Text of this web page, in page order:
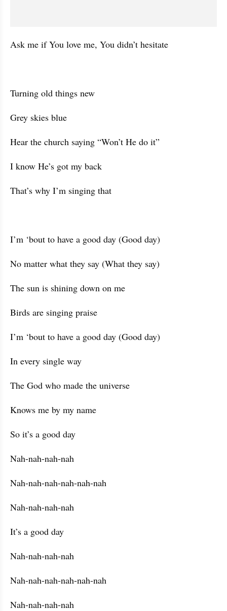
Ask me if You love me, You didn’t hesitate
Turning old things new
Grey skies blue
Hear the church saying “Won’t He do it”
I know He’s got my back
That’s why I’m singing that
I’m ‘bout to have a good day (Good day)
No matter what they say (What they say)
The sun is shining down on me
Birds are singing praise
I’m ‘bout to have a good day (Good day)
In every single way
The God who made the universe
Knows me by my name
So it’s a good day
Nah-nah-nah-nah
Nah-nah-nah-nah-nah-nah
Nah-nah-nah-nah
It’s a good day
Nah-nah-nah-nah
Nah-nah-nah-nah-nah-nah
Nah-nah-nah-nah